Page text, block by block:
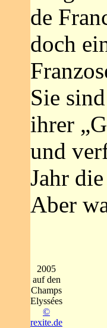
de
doch
Sie
ihrer
und
Jahr
Aber
2005
auf den
Champs
Elyssées
©
rexite.de